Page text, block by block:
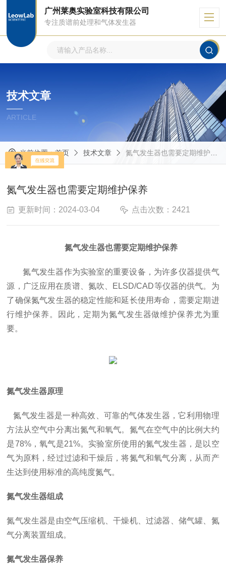
广州莱奥实验室科技有限公司
专注质谱前处理和气体发生器
技术文章
ARTICLE
当前位置：首页 技术文章 氮气发生器也需要定期维护保养
氮气发生器也需要定期维护保养
更新时间：2024-03-04 点击次数：2421
氮气发生器也需要定期维护保养
氮气发生器作为实验室的重要设备，为许多仪器提供气
源，广泛应用在质谱、氮吹、ELSD/CAD等仪器的供气。为
了确保氮气发生器的稳定性能和延长使用寿命，需要定期进
行维护保养。因此，定期为氮气发生器做维护保养尤为重
要。
氮气发生器原理
氮气发生器是一种高效、可靠的气体发生器，它利用物理
方法从空气中分离出氮气和氧气。氮气在空气中的比例大约
是78%，氧气是21%。实验室所使用的氮气发生器，是以空
气为原料，经过过滤和干燥后，将氮气和氧气分离，从而产
生达到使用标准的高纯度氮气。
氮气发生器组成
氮气发生器是由空气压缩机、干燥机、过滤器、储气罐、氮
气分离装置组成。
氮气发生器保养